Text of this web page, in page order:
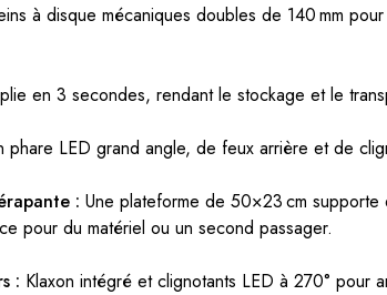
à disque mécaniques doubles de 140 mm
en 3 secondes, rendant le stockage et le
phare LED grand angle, de feux arrière et de
: Une plateforme de 50×23 cm supporte
pour du matériel ou un second passager.
: Klaxon intégré et clignotants LED à 270° pour